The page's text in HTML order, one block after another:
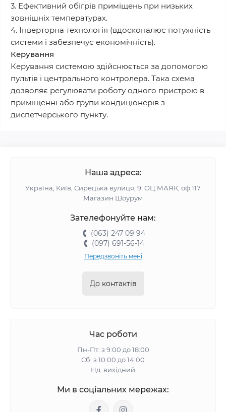
3. Ефективний обігрів приміщень при низьких
зовнішніх температурах.
4. Інверторна технологія (вдосконалює потужність
системи і забезпечує економічність).
Керування
Керування системою здійснюється за допомогою
пультів і центрального контролера. Така схема
дозволяє регулювати роботу одного пристрою в
приміщенні або групи кондиціонерів з
диспетчерського пункту.
Наша адреса:
Україна, Київ, Сирецька вулиця, 9, ОЦ МАЯК, оф.117
Магазин Шоурум
Зателефонуйте нам:
(063) 247 09 94
(097) 691-56-14
Передзвоніть мені
До контактів
Час роботи
Пн-Пт: з 9:00 до 18:00
Сб: з 10:00 до 14:00
Нд: вихідний
Ми в соціальних мережах: